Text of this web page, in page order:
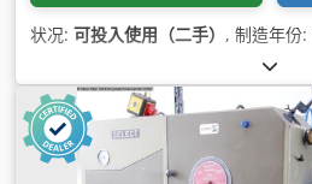
状况: 可投入使用（二手） , 制造年份: